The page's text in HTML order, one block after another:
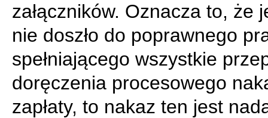
załączników. Oznacza to, że
nie doszło do poprawnego
spełniającego wszystkie
doręczenia procesowego
zapłaty, to nakaz ten jest